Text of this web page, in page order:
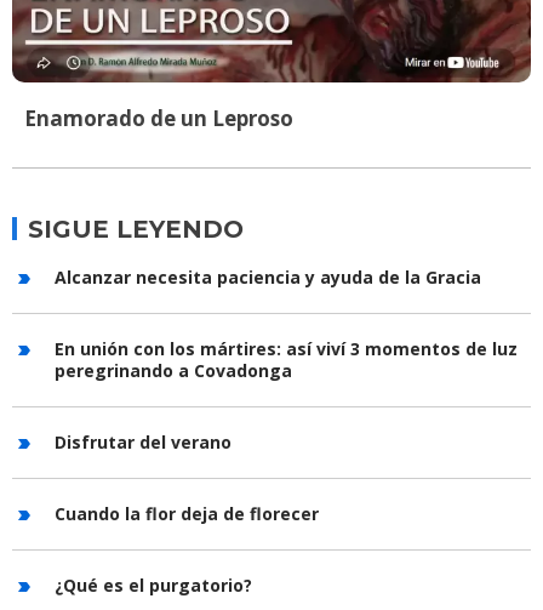
Enamorado de un Leproso
SIGUE LEYENDO
Alcanzar necesita paciencia y ayuda de la Gracia
En unión con los mártires: así viví 3 momentos de luz
peregrinando a Covadonga
Disfrutar del verano
Cuando la flor deja de florecer
¿Qué es el purgatorio?